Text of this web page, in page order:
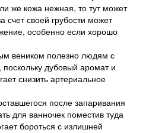
же кожа нежная, то тут может
своей грубости может
особенно если хорошо
веником полезно людям с
дубовый аромат и
снизить артериальное
после запаривания
для ванночек поместив туда
бороться с излишней